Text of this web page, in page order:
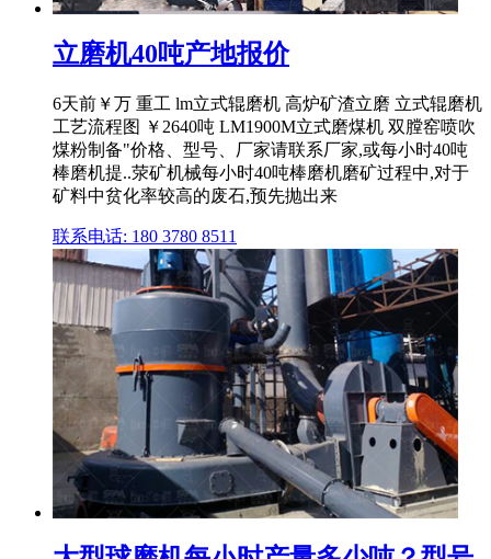
立磨机40吨产地报价
6天前￥万 重工 lm立式辊磨机 高炉矿渣立磨 立式辊磨机
工艺流程图 ￥2640吨 LM1900M立式磨煤机 双膛窑喷吹
煤粉制备"价格、型号、厂家请联系厂家,或每小时40吨
棒磨机提..荥矿机械每小时40吨棒磨机磨矿过程中,对于
矿料中贫化率较高的废石,预先抛出来
联系电话: 180 3780 8511